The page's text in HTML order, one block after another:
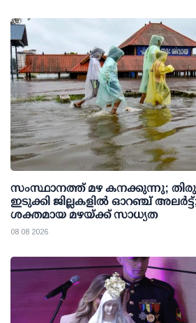
സംസ്ഥാനത്ത് മഴ കനക്കുന്നു;
ഇടുക്കി ജില്ലകളിൽ ഓറഞ്ച് അലർട്ട്;
ശക്തമായ മഴയ്ക്ക് സാധ്യത
08 08 2026